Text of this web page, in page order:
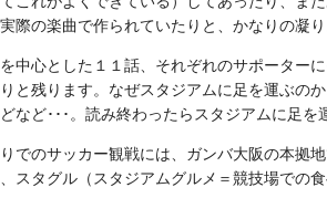
際の楽曲で作られていたりと、かなりの凝
中心とした１１話、それぞれのサポーター
と残ります。なぜスタジアムに足を運ぶの
など･･･。読み終わったらスタジアムに足を
でのサッカー観戦には、ガンバ大阪の本拠
スタグル（スタジアムグルメ＝競技場での